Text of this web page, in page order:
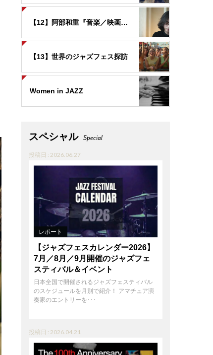
【12】阿部和重『音楽／映画覚書』
【13】世界のジャズフェス探訪
Women in JAZZ
スペシャル Special
投稿日 : 2026.06.27
レポート
【ジャズフェスカレンダー2026】
7月／8月／9月開催のジャズフェ
スティバル＆イベント
日本全国で開催されるジャズフェスティバル
のスケジュールを月別で紹介！ アマチュア演
奏家のエントリーを･･･
投稿日 : 2026.04.21